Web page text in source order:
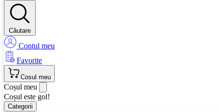
Căutare
Contul meu
Favorite
Cosul meu
Coșul meu
Coșul este gol!
Categorii